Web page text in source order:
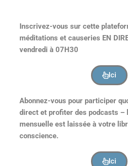
Inscrivez-vous sur cette
méditations et causeries EN
vendredi à 07H30
Ici
Abonnez-vous pour participer
direct et profiter des podcasts –
mensuelle est laissée à votre
conscience.
Ici